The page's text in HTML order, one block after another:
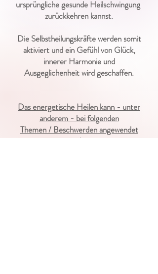
ursprünglichegesunde Heilschwingung
zurückkehren kannst.
Die Selbstheilungskräfte werden somit
aktiviert und ein Gefühl von Glück,
innerer Harmonie und
Ausgeglichenheitwird geschaffen.
Das energetische Heilen kann - unter
anderem - bei folgenden
Themen / Beschwerden angewendet
werden: